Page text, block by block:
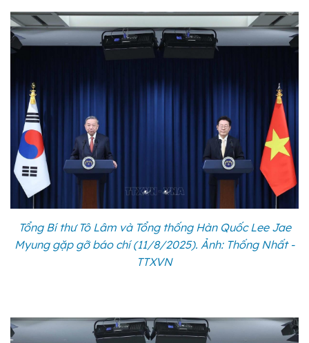
Tổng Bí thư Tô Lâm và Tổng thống Hàn Quốc Lee Jae
Myung gặp gỡ báo chí (11/8/2025). Ảnh: Thống Nhất -
TTXVN